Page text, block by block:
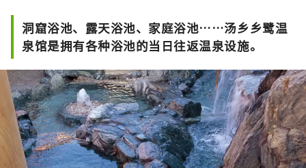
洞窟浴池、露天浴池、家庭浴池……汤乡乡鹭温
泉馆是拥有各种浴池的当日往返温泉设施。